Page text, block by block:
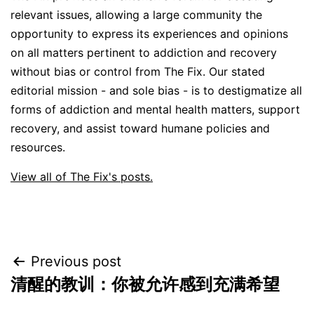
relevant issues, allowing a large community the
opportunity to express its experiences and opinions
on all matters pertinent to addiction and recovery
without bias or control from The Fix. Our stated
editorial mission - and sole bias - is to destigmatize all
forms of addiction and mental health matters, support
recovery, and assist toward humane policies and
resources.
View all of The Fix's posts.
Post
navigation
Previous post
清醒的教训：你被允许感到充满希望